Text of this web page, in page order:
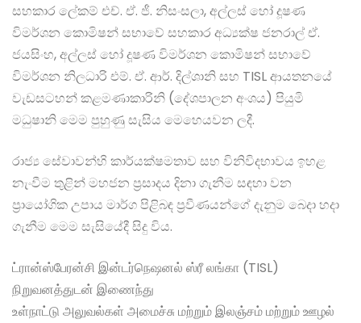
සහකාර ලේකම් එච්. ඒ. ජී. නිසංසලා, අල්ලස් හෝ දූෂණ
විමර්ශන කොමිෂන් සභාවේ සහකාර අධ්‍යක්ෂ ජනරාල් ඒ.
ජයසිංහ, අල්ලස් හෝ දූෂණ විමර්ශන කොමිෂන් සභාවේ
විමර්ශන නිලධාරි එම්. ඒ. ආර්. දිල්ශානි සහ TISL ආයතනයේ
වැඩසටහන් කළමණාකාරිනි (දේශපාලන අංශය) පියුමි
මධුෂානි මෙම පුහුණු සැසිය මෙහෙයවන ලදී.
රාජ්‍ය සේවාවන්හි කාර්යක්ෂමතාව සහ විනිවිදභාවය ඉහළ
නැංවීම තුළින් මහජන ප්‍රසාදය දිනා ගැනීම සඳහා වන
ප්‍රායෝගික උපාය මාර්ග පිළිබඳ ප්‍රවීණයන්ගේ දැනුම බෙදා හදා
ගැනීම මෙම සැසියේදී සිදු විය.
ட்ரான்ஸ்பேரன்சி இன்டர்நெஷனல் ஸ்ரீ லங்கா (TISL)
நிறுவனத்துடன் இணைந்து
உள்நாட்டு அலுவல்கள் அமைச்சு மற்றும் இலஞ்சம் மற்றும் ஊழல்